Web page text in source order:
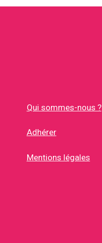
Qui sommes-nous ?
Adhérer
Mentions légales